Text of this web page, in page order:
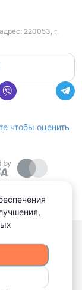
220053, г.
чтобы оценить
допускается